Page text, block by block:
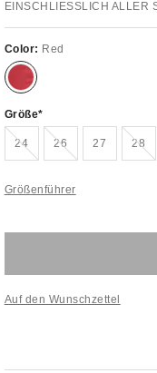
EINSCHLIESSLICH ALLER
Color: Red
Größe
24Ausverkauft!
26Ausverkauft!
27 28
Größenführer
Auf den Wunschzettel